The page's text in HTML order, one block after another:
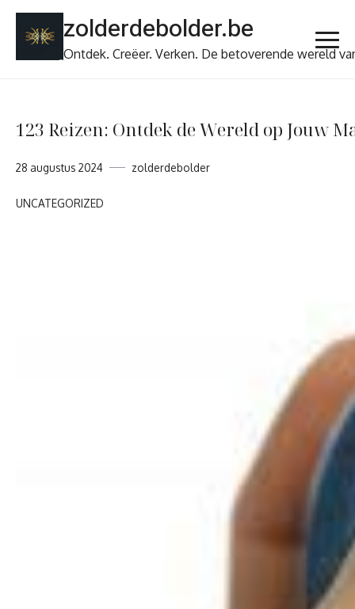
zolderdebolder.be
Ontdek. Creëer. Verken. De betoverende wereld
123 Reizen: Ontdek de Wereld op Jouw
28 augustus 2024 zolderdebolder
UNCATEGORIZED